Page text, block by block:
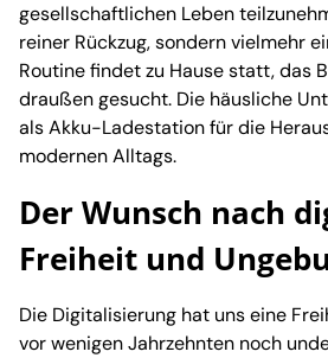
gesellschaftlichen Leben
reiner Rückzug, sondern vielmehr
Routine findet zu Hause statt, das
draußen gesucht. Die häusliche
als Akku-Ladestation für die
modernen Alltags.
Der Wunsch nach
Freiheit und
Die Digitalisierung hat uns eine
vor wenigen Jahrzehnten noch